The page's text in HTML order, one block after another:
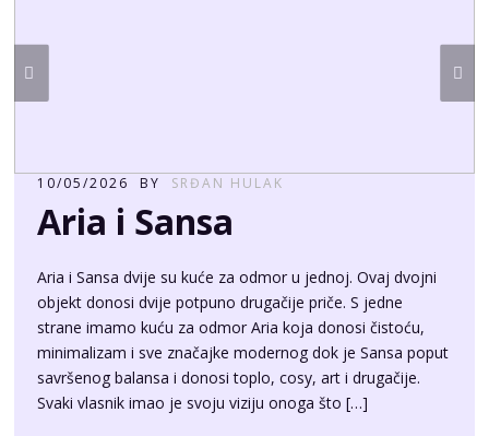
10/05/2026 BY SRĐAN HULAK
Aria i Sansa
Aria i Sansa dvije su kuće za odmor u jednoj. Ovaj dvojni
objekt donosi dvije potpuno drugačije priče. S jedne
strane imamo kuću za odmor Aria koja donosi čistoću,
minimalizam i sve značajke modernog dok je Sansa poput
savršenog balansa i donosi toplo, cosy, art i drugačije.
Svaki vlasnik imao je svoju viziju onoga što […]